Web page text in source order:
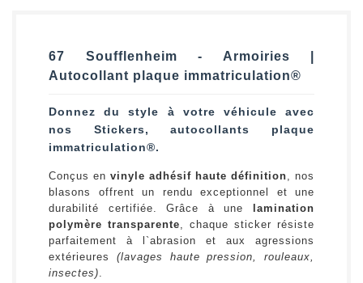
67 Soufflenheim - Armoiries |
Autocollant plaque immatriculation®
Donnez du style à votre véhicule avec
nos Stickers, autocollants plaque
immatriculation®.
Conçus en vinyle adhésif haute définition, nos
blasons offrent un rendu exceptionnel et une
durabilité certifiée. Grâce à une
lamination
polymère transparente, chaque sticker résiste
parfaitement à l`abrasion et aux agressions
extérieures (lavages haute pression, rouleaux,
insectes).